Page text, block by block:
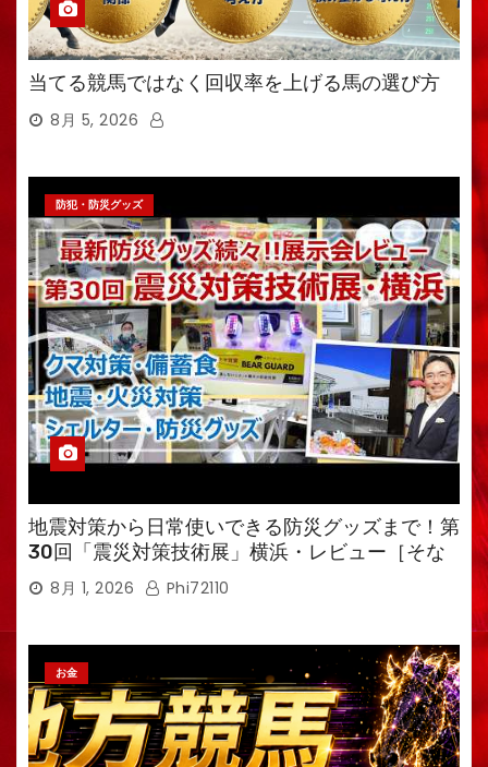
当てる競馬ではなく回収率を上げる馬の選び方
8月 5, 2026
防犯・防災グッズ
地震対策から日常使いできる防災グッズまで！第
30回「震災対策技術展」横浜・レビュー［そな
えるTV・高荷智也］
8月 1, 2026 Phi72110
お金